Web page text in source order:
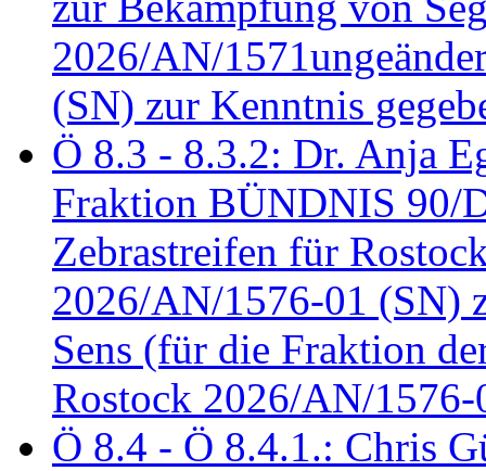
2026/AN/
(SN) zur Kenntnis
Ö 8.3 - 8.3.2: Dr. Anja
Fraktion BÜNDNIS 90/
Zebrastreifen für
2026/AN/1576-01 (SN)
Sens (für die Fraktion
Rostock 2026/AN/1576-
Ö 8.4 - Ö 8.4.1.: Chris